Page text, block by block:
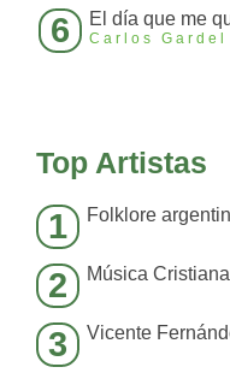
6 El día que me
Carlos Gardel
Top Artistas
1 Folklore
2 Música Cristiana
3 Vicente